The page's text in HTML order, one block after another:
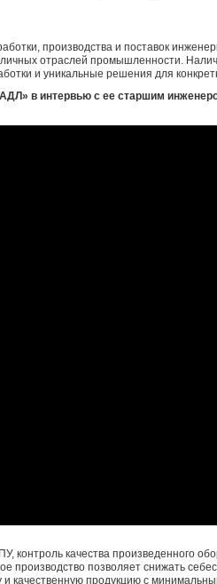
производства и поставок
отраслей промышленности.
и уникальные решения для
в интервью с ее старшим
контроль качества произведенного
позволяет снижать
качественную продукцию с